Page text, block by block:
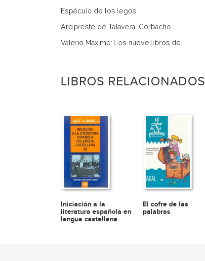
Espéculo de los legos
Arcipreste de Talavera: Corbacho
Valerio Máximo: Los nueve libros de
LIBROS RELACIONADOS
Iniciación a la
literatura española en
lengua castellana
El cofre de las
palabras